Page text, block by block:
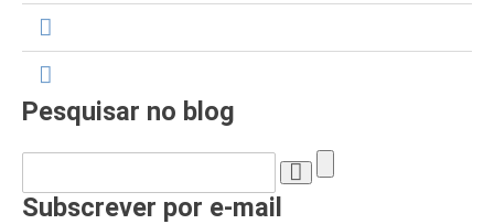
Pesquisar no blog
Subscrever por e-mail